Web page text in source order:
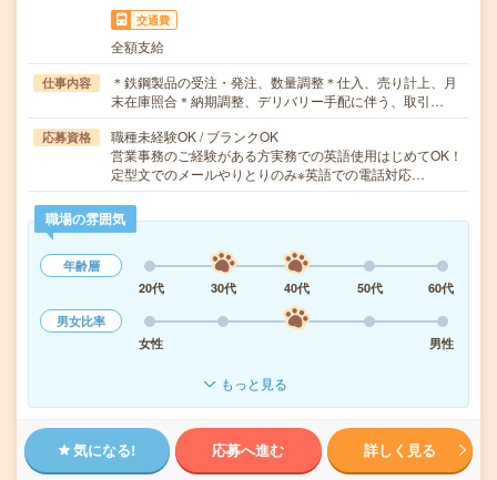
交通費
全額支給
仕事内容
＊鉄鋼製品の受注・発注、数量調整＊仕入、売り計上、月
末在庫照合＊納期調整、デリバリー手配に伴う、取引…
応募資格
職種未経験OK / ブランクOK
営業事務のご経験がある方実務での英語使用はじめてOK！
定型文でのメールやりとりのみ※英語での電話対応…
職場の雰囲気
年齢層
20代
30代 40代 50代
60代
男女比率
女性
男性
もっと見る
気になる! 応募へ進む 詳しく見る